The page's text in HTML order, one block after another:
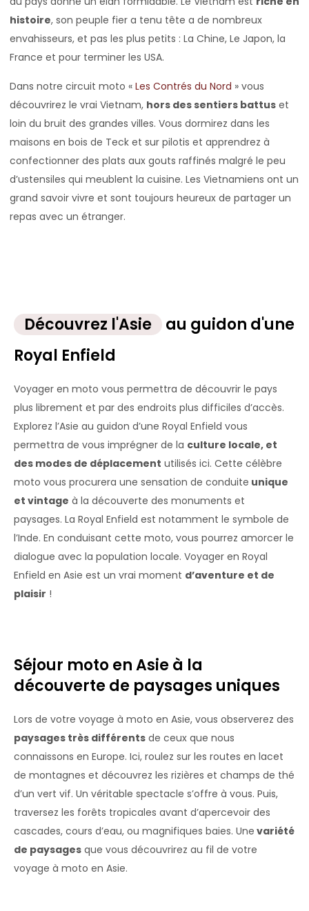
histoire, son peuple fier a tenu tête a de nombreux
envahisseurs, et pas les plus petits : La Chine, Le Japon, la
France et pour terminer les USA.
Dans notre circuit moto « Les Contrés du Nord » vous
découvrirez le vrai Vietnam, hors des sentiers battus et
loin du bruit des grandes villes. Vous dormirez dans les
maisons en bois de Teck et sur pilotis et apprendrez à
confectionner des plats aux gouts raffinés malgré le peu
d’ustensiles qui meublent la cuisine. Les Vietnamiens ont un
grand savoir vivre et sont toujours heureux de partager un
repas avec un étranger.
Découvrez l'Asie
au guidon d'une
Royal Enfield
Voyager en moto vous permettra de découvrir le pays
plus librement et par des endroits plus difficiles d’accès.
Explorez l’Asie au guidon d’une Royal Enfield vous
permettra de vous imprégner de la culture locale, et
des modes de déplacement utilisés ici. Cette célèbre
moto vous procurera une sensation de conduite unique
et vintage à la découverte des monuments et
paysages. La Royal Enfield est notamment le symbole de
l’Inde. En conduisant cette moto, vous pourrez amorcer le
dialogue avec la population locale. Voyager en Royal
Enfield en Asie est un vrai moment d’aventure et de
plaisir !
Séjour moto en Asie à la
découverte de paysages uniques
Lors de votre voyage à moto en Asie, vous observerez des
paysages très différents de ceux que nous
connaissons en Europe. Ici, roulez sur les routes en lacet
de montagnes et découvrez les rizières et champs de thé
d’un vert vif. Un véritable spectacle s’offre à vous. Puis,
traversez les forêts tropicales avant d’apercevoir des
cascades, cours d’eau, ou magnifiques baies. Une variété
de paysages que vous découvrirez au fil de votre
voyage à moto en Asie.